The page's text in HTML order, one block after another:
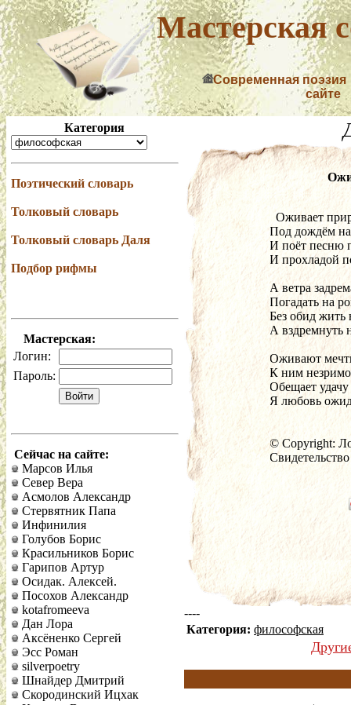
Мастерская
Современная поэзия
сайте
Категория
Поэтический словарь
Толковый словарь
Толковый словарь Даля
Подбор рифмы
Мастерская:
Логин:
Пароль:
Сейчас на сайте:
Марсов Илья
Север Вера
Асмолов Александр
Стервятник Папа
Инфинилия
Голубов Борис
Красильников Борис
Гарипов Артур
Осидак. Алексей.
Посохов Александр
kotafromeeva
Дан Лора
Аксёненко Сергей
Эсс Роман
silverpoetry
Шнайдер Дмитрий
Скородинский Ицхак
Оживает
Под дождём
И поёт песню
И прохладой
А ветра
Погадать на
Без обид
А вздремнуть
Оживают
К ним
Обещает
Я любовь
© Copyright:
----
Категория: философская